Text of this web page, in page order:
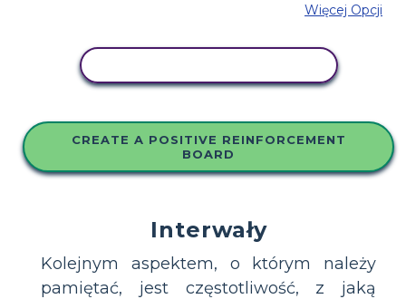
Więcej Opcji
CREATE A POSITIVE REINFORCEMENT
BOARD
Interwały
Kolejnym aspektem, o którym należy
pamiętać, jest częstotliwość, z jaką